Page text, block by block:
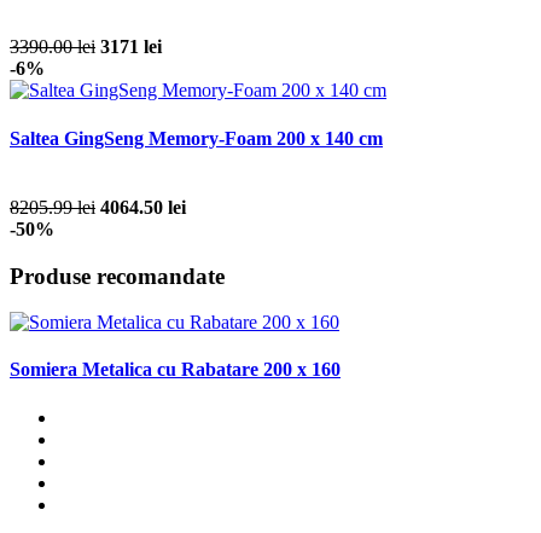
3390.00 lei 3171 lei
-6%
Saltea GingSeng Memory-Foam 200 x 140 cm
8205.99 lei 4064.50 lei
-50%
Produse recomandate
Somiera Metalica cu Rabatare 200 x 160